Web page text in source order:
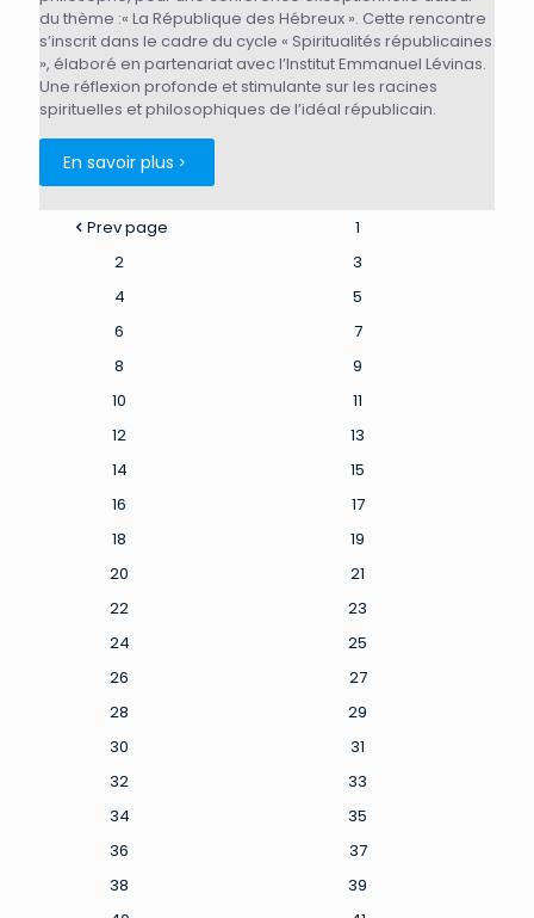
du thème :« La République des Hébreux ». Cette rencontre
s’inscrit dans le cadre du cycle « Spiritualités républicaines
», élaboré en partenariat avec l’Institut Emmanuel Lévinas.
Une réflexion profonde et stimulante sur les racines
spirituelles et philosophiques de l’idéal républicain.
En savoir plus
Prev page
1
2
3
4
5
6
7
8
9
10
11
12
13
14
15
16
17
18
19
20
21
22
23
24
25
26
27
28
29
30
31
32
33
34
35
36
37
38
39